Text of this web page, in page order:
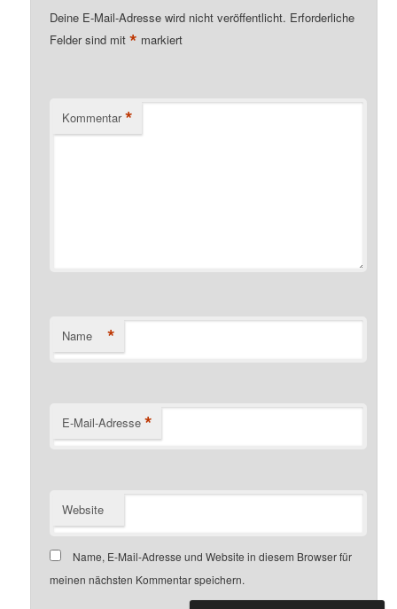
Deine E-Mail-Adresse wird nicht veröffentlicht. Erforderliche
Felder sind mit* markiert
Kommentar *
Name *
E-Mail-Adresse *
Website
Name, E-Mail-Adresse und Website in diesem Browser für
meinen nächsten Kommentar speichern.